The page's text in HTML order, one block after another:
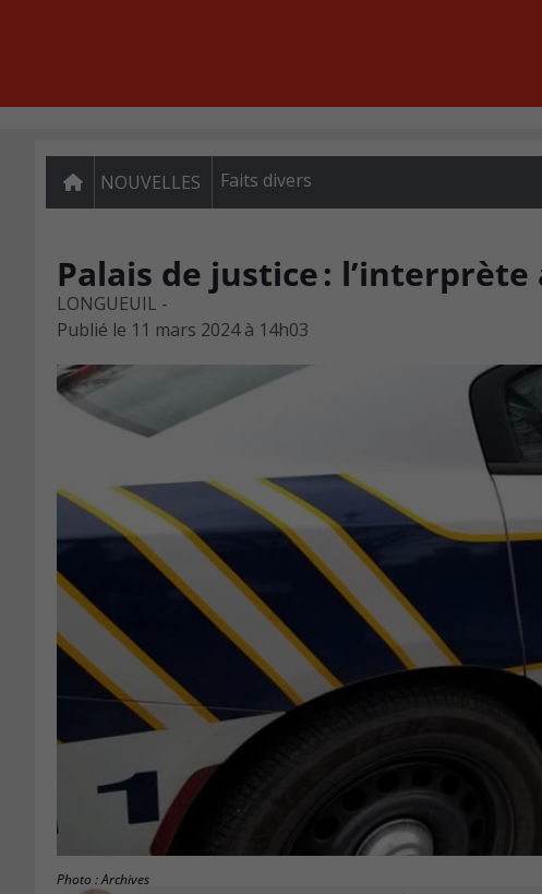
NOUVELLES Faits divers
Palais de justice :
LONGUEUIL -
Publié le 11 mars 2024 à 14h03
Photo : Archives